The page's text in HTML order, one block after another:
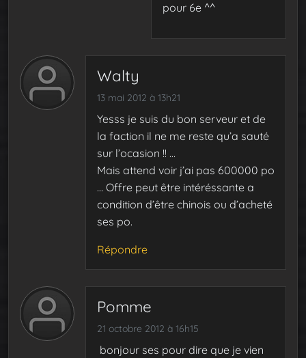
pour 6e ^^
Walty
13 mai 2012 à 13h21
Yesss je suis du bon serveur et de
la faction il ne me reste qu’a sauté
sur l’ocasion !! …
Mais attend voir j’ai pas 600000 po
… Offre peut être intéréssante a
condition d’être chinois ou d’acheté
ses po.
Répondre
Pomme
21 octobre 2012 à 16h15
bonjour ses pour dire que je vien